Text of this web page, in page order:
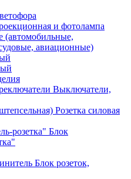
и фотолампа
(автомобильные,
авиационные)
Выключатели,
Розетка силовая
Блок
Блок розеток,